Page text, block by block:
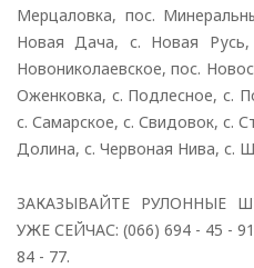
Мерцаловка, пос.
Новая Дача, с. Новая Русь,
Новониколаевское, пос.
Оженковка, с. Подлесное, с.
с. Самарское, с. Свидовок, с.
Долина, с. Червоная Нива, с.
ЗАКАЗЫВАЙТЕ
УЖЕ СЕЙЧАС: (066) 694 - 45 -
84 - 77.